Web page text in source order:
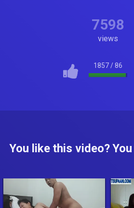
7598
views
1857 /86
You like this video?